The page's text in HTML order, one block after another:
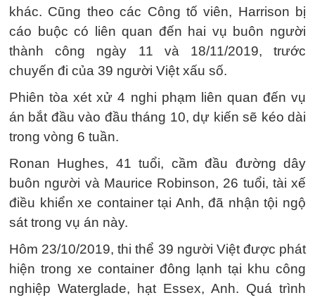
khác. Cũng theo các Công tố viên, Harrison bị
cáo buộc có liên quan đến hai vụ buôn người
thành công ngày 11 và 18/11/2019, trước
chuyến đi của 39 người Việt xấu số.
Phiên tòa xét xử 4 nghi phạm liên quan đến vụ
án bắt đầu vào đầu tháng 10, dự kiến ​​sẽ kéo dài
trong vòng 6 tuần.
Ronan Hughes, 41 tuổi, cầm đầu đường dây
buôn người và Maurice Robinson, 26 tuổi, tài xế
điều khiển xe container tại Anh, đã nhận tội ngộ
sát trong vụ án này.
Hôm 23/10/2019, thi thể 39 người Việt được phát
hiện trong xe container đông lạnh tại khu công
nghiệp Waterglade, hạt Essex, Anh. Quá trình